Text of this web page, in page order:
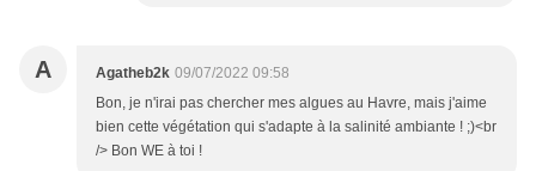
A Agatheb2k 09/07/2022 09:58
Bon, je n'irai pas chercher mes algues au Havre, mais j'aime
bien cette végétation qui s'adapte à la salinité ambiante ! ;)<br
/> Bon WE à toi !